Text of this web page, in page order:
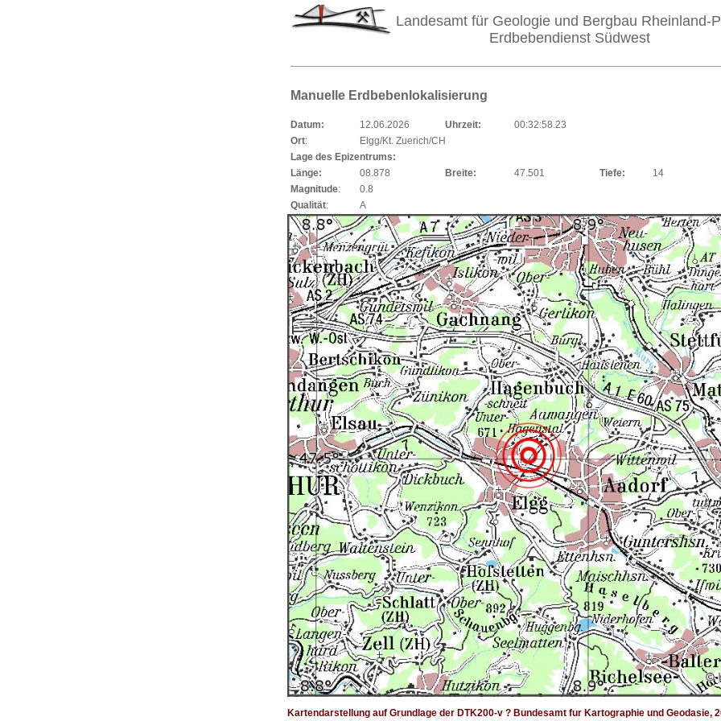
Landesamt für Geologie und Bergbau Rheinland-
Erdbebendienst Südwest
Manuelle Erdbebenlokalisierung
Datum: 12.06.2026 Uhrzeit:
00:32:58.23
Ort:
Elgg/Kt. Zuerich/CH
Lage des Epizentrums:
Länge:
08.878 Breite: 47.501 Tiefe:
14
Magnitude:
0.8
Qualität: A
Kartendarstellung auf Grundlage der DTK200-v ? Bundesamt fur Kartographie und Geodasie,